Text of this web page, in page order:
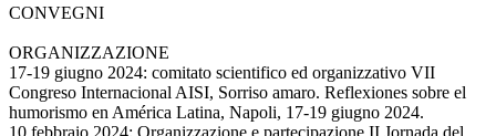
CONVEGNI
ORGANIZZAZIONE
17-19 giugno 2024: comitato scientifico ed organizzativo VII
Congreso Internacional AISI, Sorriso amaro. Reflexiones sobre el
humorismo en América Latina, Napoli, 17-19 giugno 2024.
10 febbraio 2024: Organizzazione e partecipazione II Jornada del